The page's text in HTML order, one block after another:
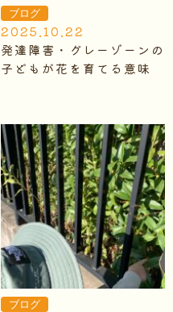
ブログ
2025.10.22
発達障害・グレーゾーンの
子どもが花を育てる意味
ブログ